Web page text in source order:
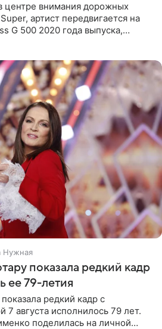
центре внимания дорожных
артист передвигается на
G 500 2020 года выпуска,
Нужная
показала редкий кадр
ее 79-летия
редкий кадр с
7 августа исполнилось 79 лет.
поделилась на личной